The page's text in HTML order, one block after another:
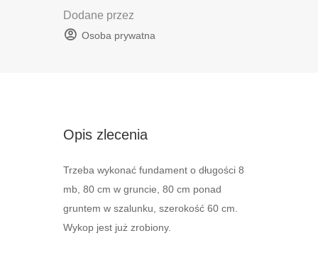
Dodane przez
Osoba prywatna
Opis zlecenia
Trzeba wykonać fundament o długości 8
mb, 80 cm w gruncie, 80 cm ponad
gruntem w szalunku, szerokość 60 cm.
Wykop jest już zrobiony.